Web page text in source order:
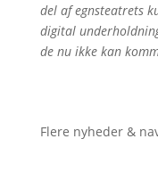
del af egnsteatrets
digital
de nu ikke kan
Flere nyheder &